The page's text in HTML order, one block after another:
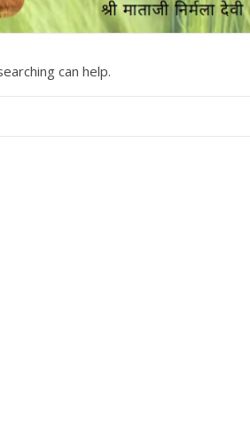
can help.